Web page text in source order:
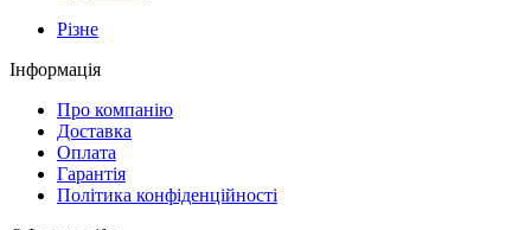
Різне
Інформація
Про компанію
Доставка
Оплата
Гарантія
Політика конфіденційності